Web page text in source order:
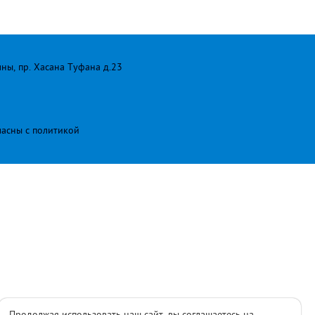
пр. Хасана Туфана д.23
с политикой